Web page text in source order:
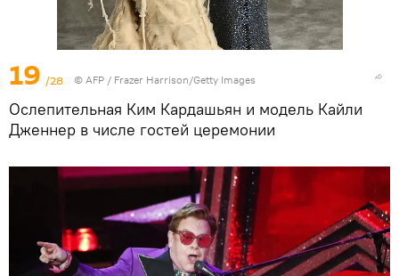
19 /28 © AFP / Frazer Harrison/Getty Images
Ослепительная Ким Кардашьян и модель Кайли
Дженнер в числе гостей церемонии